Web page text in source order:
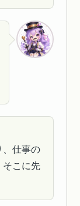
、仕事の
そこに先